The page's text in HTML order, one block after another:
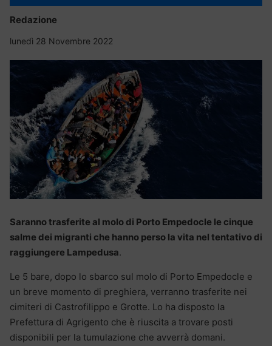
Redazione
lunedì 28 Novembre 2022
Saranno trasferite al molo di Porto Empedocle le cinque
salme dei migranti che hanno perso la vita nel tentativo di
raggiungere Lampedusa.
Le 5 bare, dopo lo sbarco sul molo di Porto Empedocle e
un breve momento di preghiera, verranno trasferite nei
cimiteri di Castrofilippo e Grotte. Lo ha disposto la
Prefettura di Agrigento che è riuscita a trovare posti
disponibili per la tumulazione che avverrà domani.